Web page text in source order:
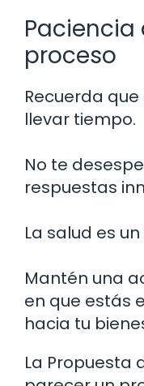
Paciencia
proceso
Recuerda
llevar tiempo.
No te
respuestas
La salud es
Mantén una
en que estás
hacia tu
La Propuesta